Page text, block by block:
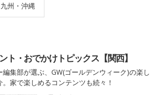
九州・沖縄
ト・おでかけトピックス【関西】
編集部が選ぶ、GW(ゴールデンウィーク)の楽し
。家で楽しめるコンテンツも続々！